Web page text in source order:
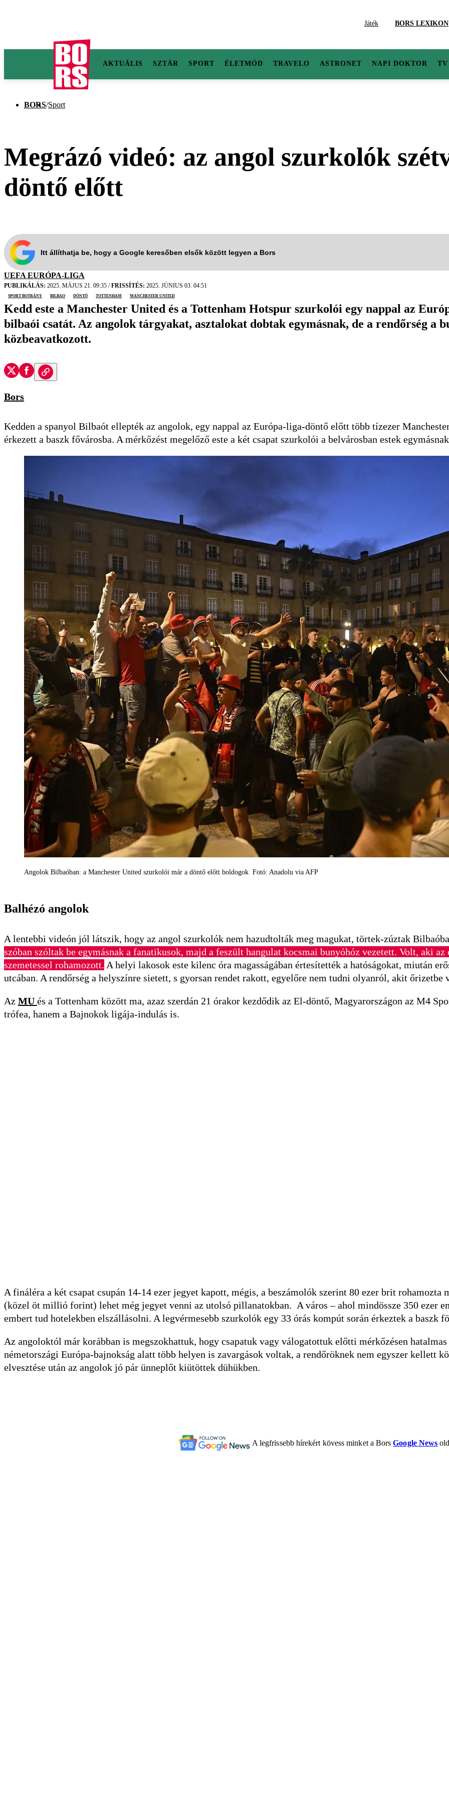
Játék BORS LEXIKON
AKTUÁLIS SZTÁR SPORT ÉLETMÓD TRAVELO ASTRONET NAPI DOKTOR TV
BORS/Sport
Megrázó videó: az angol szurkolók
döntő előtt
Itt állíthatja be, hogy a Google keresőben elsők között legyen a Bors
UEFA EURÓPA-LIGA
PUBLIKÁLÁS: 2025. MÁJUS 21. 09:35 /FRISSÍTÉS: 2025. JÚNIUS 03. 04:51
sport botrány
Bilbao döntő Tottenham Manchester United
Kedd este a Manchester United és a Tottenham Hotspur szurkolói egy nappal az
bilbaói csatát. Az angolok tárgyakat, asztalokat dobtak egymásnak, de a rendőrség a
közbeavatkozott.
Bors
Kedden a spanyol Bilbaót ellepték az angolok, egy nappal az Európa-liga-döntő előtt több tízezer
érkezett a baszk fővárosba. A mérkőzést megelőző este a két csapat szurkolói a belvárosban estek
Angolok Bilbaóban: a Manchester United szurkolói már a döntő előtt boldogok Fotó: Anadolu via AFP
Balhézó angolok
A lentebbi videón jól látszik, hogy az angol szurkolók nem hazudtolták meg magukat, törtek-zúztak
szóban szóltak be egymásnak a fanatikusok, majd a feszült hangulat kocsmai bunyóhóz vezetett. Volt, aki
szemetessel rohamozott. A helyi lakosok este kilenc óra magasságában értesítették a hatóságokat, miután
utcában. A rendőrség a helyszínre sietett, s gyorsan rendet rakott, egyelőre nem tudni olyanról, akit
Az MU és a Tottenham között ma, azaz szerdán 21 órakor kezdődik az El-döntő, Magyarországon az M4
trófea, hanem a Bajnokok ligája-indulás is.
A fináléra a két csapat csupán 14-14 ezer jegyet kapott, mégis, a beszámolók szerint 80 ezer brit
(közel öt millió forint) lehet még jegyet venni az utolsó pillanatokban. A város – ahol mindössze 350 ezer
embert tud hotelekben elszállásolni. A legvérmesebb szurkolók egy 33 órás kompút során érkeztek a baszk
Az angoloktól már korábban is megszokhattuk, hogy csapatuk vagy válogatottuk előtti mérkőzésen
németországi Európa-bajnokság alatt több helyen is zavargások voltak, a rendőröknek nem egyszer kellett
elvesztése után az angolok jó pár ünneplőt kiütöttek dühükben.
A legfrissebb hírekért kövess minket a BorsGoogle News